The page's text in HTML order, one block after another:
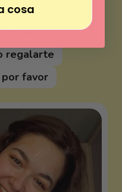
regalarte
por favor
cosa